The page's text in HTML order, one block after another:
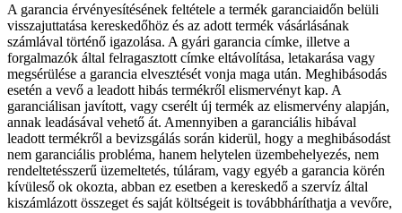
A garancia érvényesítésének feltétele a termék garanciaidőn belüli
visszajuttatása kereskedőhöz és az adott termék vásárlásának
számlával történő igazolása. A gyári garancia címke, illetve a
forgalmazók által felragasztott címke eltávolítása, letakarása vagy
megsérülése a garancia elvesztését vonja maga után. Meghibásodás
esetén a vevő a leadott hibás termékről elismervényt kap. A
garanciálisan javított, vagy cserélt új termék az elismervény alapján,
annak leadásával vehető át. Amennyiben a garanciális hibával
leadott termékről a bevizsgálás során kiderül, hogy a meghibásodást
nem garanciális probléma, hanem helytelen üzembehelyezés, nem
rendeltetésszerű üzemeltetés, túláram, vagy egyéb a garancia körén
kívüleső ok okozta, abban ez esetben a kereskedő a szervíz által
kiszámlázott összeget és saját költségeit is továbbháríthatja a vevőre,